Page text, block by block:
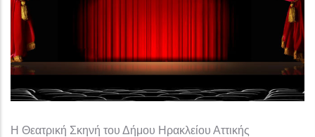
Η Θεατρική Σκηνή του Δήμου Ηρακλείου Αττικής